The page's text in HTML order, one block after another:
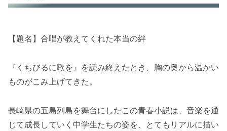
【題名】合唱が教えてくれた本当の絆
『くちびるに歌を』を読み終えたとき、胸の奥から温かい
ものがこみ上げてきた。
長崎県の五島列島を舞台にしたこの青春小説は、音楽を通
じて成長していく中学生たちの姿を、とてもリアルに描い